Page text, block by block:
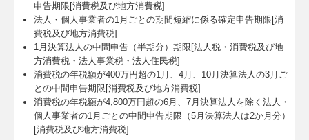
申告期限[消費税及び地方消費税]
法人・個人事業者の1月ごとの期間短縮に係る確定申告期限[消
費税及び地方消費税]
1月決算法人の中間申告（半期分）期限[法人税・消費税及び地
方消費税・法人事業税・法人住民税]
消費税の年税額が400万円超の1月、4月、10月決算法人の3月ご
との中間申告期限[消費税及び地方消費税]
消費税の年税額が4,800万円超の6月、7月決算法人を除く法人・
個人事業者の1月ごとの中間申告期限（5月決算法人は2か月分）
[消費税及び地方消費税]